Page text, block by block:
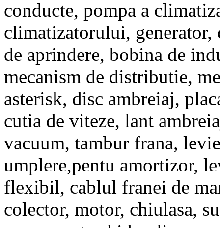
conducte, pompa a
climatizatorului,
de aprindere, bobina de
mecanism de distributie,
asterisk, disc ambreiaj,
cutia de viteze, lant
vacuum, tambur frana,
umplere,pentu amortizor,
flexibil, cablul franei de
colector, motor, chiulasa,